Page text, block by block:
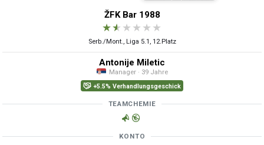
ŽFK Bar 1988
★★ ★ ★ ★ ★
Serb./Mont., Liga 5.1, 12.Platz
Antonije Miletic
Manager · 39 Jahre
+5.5% Verhandlungsgeschick
TEAMCHEMIE
KONTO